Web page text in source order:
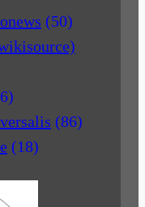
(50)
(86)
(18)